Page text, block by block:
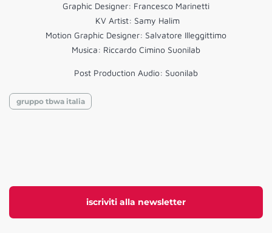
iscriviti alla newsletter
Graphic Designer: Francesco Marinetti
KV Artist: Samy Halim
Motion Graphic Designer: Salvatore Illeggittimo
Musica: Riccardo Cimino Suonilab
Post Production Audio: Suonilab
gruppo tbwa italia